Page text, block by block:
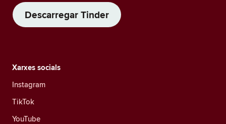
Descarregar Tinder
Xarxes socials
Instagram
TikTok
YouTube